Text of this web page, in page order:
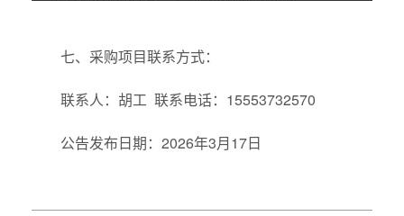
七、采购项目联系方式：
联系人：胡工 联系电话：15553732570
公告发布日期：2026年3月17日